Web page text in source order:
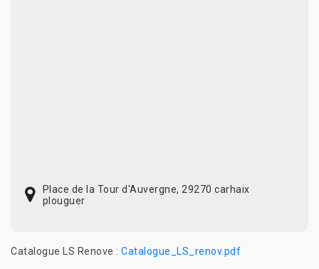
Place de la Tour d'Auvergne, 29270 carhaix
plouguer
Catalogue LS Renove : Catalogue_LS_renov.pdf